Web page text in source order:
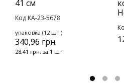
41 см
Код KA-23-5678
упаковка (12 шт.)
340,96 грн.
28,41 грн. за 1 шт.